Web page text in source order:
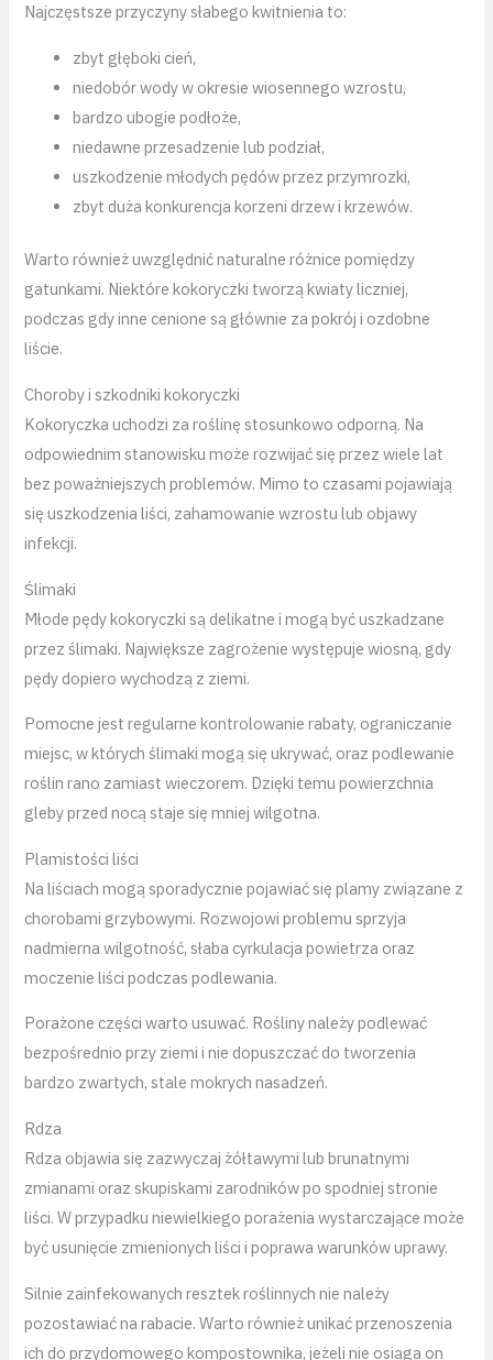
Najczęstsze przyczyny słabego kwitnienia to:
zbyt głęboki cień,
niedobór wody w okresie wiosennego wzrostu,
bardzo ubogie podłoże,
niedawne przesadzenie lub podział,
uszkodzenie młodych pędów przez przymrozki,
zbyt duża konkurencja korzeni drzew i krzewów.
Warto również uwzględnić naturalne różnice pomiędzy
gatunkami. Niektóre kokoryczki tworzą kwiaty liczniej,
podczas gdy inne cenione są głównie za pokrój i ozdobne
liście.
Choroby i szkodniki kokoryczki
Kokoryczka uchodzi za roślinę stosunkowo odporną. Na
odpowiednim stanowisku może rozwijać się przez wiele lat
bez poważniejszych problemów. Mimo to czasami pojawiają
się uszkodzenia liści, zahamowanie wzrostu lub objawy
infekcji.
Ślimaki
Młode pędy kokoryczki są delikatne i mogą być uszkadzane
przez ślimaki. Największe zagrożenie występuje wiosną, gdy
pędy dopiero wychodzą z ziemi.
Pomocne jest regularne kontrolowanie rabaty, ograniczanie
miejsc, w których ślimaki mogą się ukrywać, oraz podlewanie
roślin rano zamiast wieczorem. Dzięki temu powierzchnia
gleby przed nocą staje się mniej wilgotna.
Plamistości liści
Na liściach mogą sporadycznie pojawiać się plamy związane z
chorobami grzybowymi. Rozwojowi problemu sprzyja
nadmierna wilgotność, słaba cyrkulacja powietrza oraz
moczenie liści podczas podlewania.
Porażone części warto usuwać. Rośliny należy podlewać
bezpośrednio przy ziemi i nie dopuszczać do tworzenia
bardzo zwartych, stale mokrych nasadzeń.
Rdza
Rdza objawia się zazwyczaj żółtawymi lub brunatnymi
zmianami oraz skupiskami zarodników po spodniej stronie
liści. W przypadku niewielkiego porażenia wystarczające może
być usunięcie zmienionych liści i poprawa warunków uprawy.
Silnie zainfekowanych resztek roślinnych nie należy
pozostawiać na rabacie. Warto również unikać przenoszenia
ich do przydomowego kompostownika, jeżeli nie osiąga on